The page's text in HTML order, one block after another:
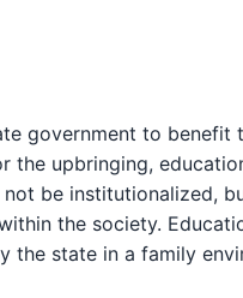
government to
the upbringing,
be institutionalized,
the society.
the state in a family